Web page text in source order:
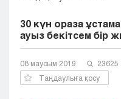
Жезказган
Кокшетау
Костанай
Кызылорда
Павлодар
30 күн ораза
ауыз бекітсем бір
08 маусым 2019 23625
Таңдаулыға қосу